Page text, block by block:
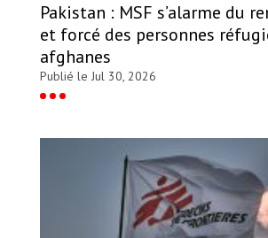
Pakistan : MSF s’alarme du
et forcé des personnes
afghanes
Publié le Jul 30, 2026